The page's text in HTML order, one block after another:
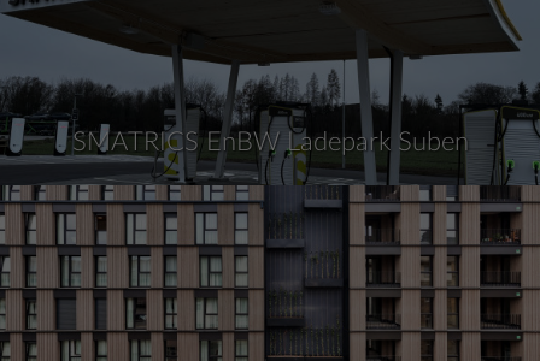
SMATRICS EnBW Ladepark Suben